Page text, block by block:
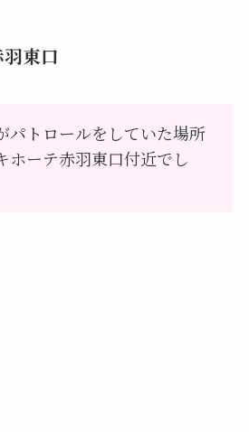
東口
パトロールをしていた場所
ホーテ赤羽東口付近でし